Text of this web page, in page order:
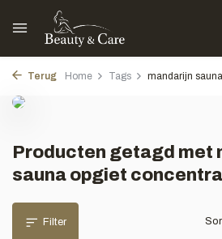
Terug Home Tags mandarijn
Producten getagd met
sauna opgiet
Filter